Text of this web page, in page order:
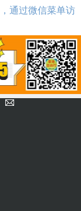
，通过微信菜单访